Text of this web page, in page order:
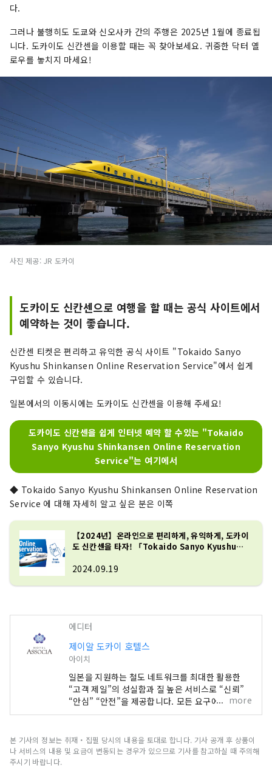
다.
그러나 불행히도 도쿄와 신오사카 간의 주행은 2025년 1월에 종료됩
니다. 도카이도 신칸센을 이용할 때는 꼭 찾아보세요. 귀중한 닥터 옐
로우를 놓치지 마세요!
사진 제공: JR 도카이
도카이도 신칸센으로 여행을 할 때는 공식 사이트에서
예약하는 것이 좋습니다.
신칸센 티켓은 편리하고 유익한 공식 사이트 "Tokaido Sanyo
Kyushu Shinkansen Online Reservation Service"에서 쉽게
구입할 수 있습니다.
일본에서의 이동시에는 도카이도 신칸센을 이용해 주세요!
도카이도 신칸센을 쉽게 인터넷 예약 할 수있는 "Tokaido
Sanyo Kyushu Shinkansen Online Reservation
Service"는 여기에서
◆ Tokaido Sanyo Kyushu Shinkansen Online Reservation
Service 에 대해 자세히 알고 싶은 분은 이쪽
【2024년】온라인으로 편리하게, 유익하게, 도카이
도 신칸센을 타자! 「Tokaido Sanyo Kyushu
를 철저 해설!
2024.09.19
에디터
제이알 도카이 호텔스
아이치
일본을 지원하는 철도 네트워크를 최대한 활용한
“고객 제일”의 성실함과 질 높은 서비스로 “신뢰”
“안심” “안전”을 제공합니다. 모든 요구에 부응하
는 최상의 환대와 최상의 환대로 국내·국외에서 고
more
본 기사의 정보는 취재・집필 당시의 내용을 토대로 합니다. 기사 공개 후 상품이
나 서비스의 내용 및 요금이 변동되는 경우가 있으므로 기사를 참고하실 때 주의해
주시기 바랍니다.